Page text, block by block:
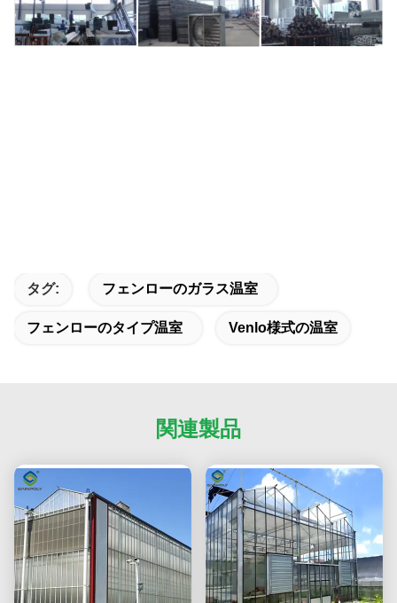
タグ: フェンローのガラス温室
フェンローのタイプ温室 Venlo様式の温室
関連製品